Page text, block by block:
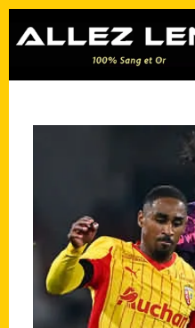
contenu